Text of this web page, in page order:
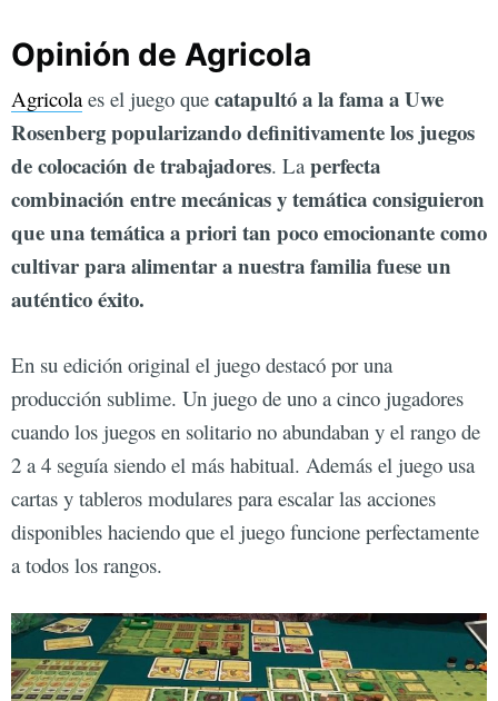
Opinión de Agricola
Agricolaes el juego que catapultó a la fama a Uwe
Rosenberg popularizando definitivamente los juegos
de colocación de trabajadores. Laperfecta
combinación entre mecánicas y temática consiguieron
que una temática a priori tan poco emocionante como
cultivar para alimentar a nuestra familia fuese un
auténtico éxito.
En su edición original el juego destacó por una
producción sublime. Un juego de uno a cinco jugadores
cuando los juegos en solitario no abundaban y el rango de
2 a 4 seguía siendo el más habitual. Además el juego usa
cartas y tableros modulares para escalar las acciones
disponibles haciendo que el juego funcione perfectamente
a todos los rangos.